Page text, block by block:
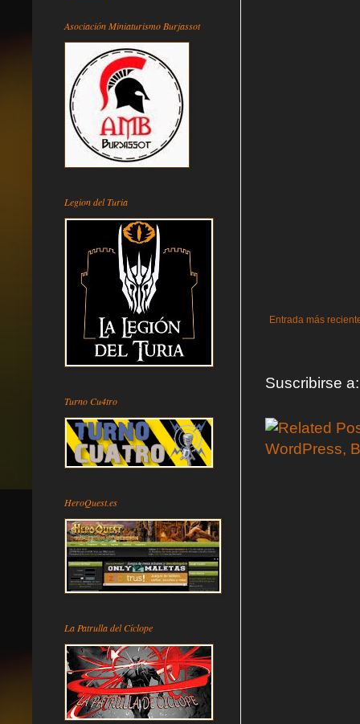
Entrada más
Suscribirse
Asociación Miniaturismo Burjassot
Legion del Turia
Turno Cu4tro
HeroQuest.es
La Patrulla del Cíclope